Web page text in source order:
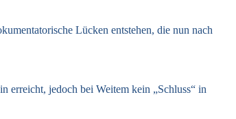
Lücken entstehen, die nun nach
erreicht, jedoch bei Weitem kein „Schluss“ in